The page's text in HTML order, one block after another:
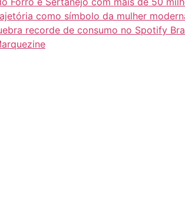
como símbolo da mulher
recorde de consumo no Spotify